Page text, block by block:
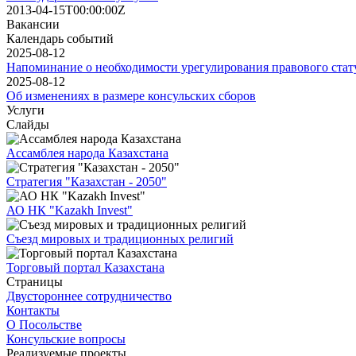
2013-04-15T00:00:00Z
Вакансии
Календарь событий
2025-08-12
Напоминание о необходимости урегулирования правового
2025-08-12
Об изменениях в размере консульских сборов
Услуги
Слайды
Ассамблея народа Казахстана
Стратегия "Казахстан - 2050"
АО НК "Kazakh Invest"
Съезд мировых и традиционных религий
Торговый портал Казахстана
Страницы
Двустороннее сотрудничество
Контакты
О Посольстве
Консульские вопросы
Реализуемые проекты